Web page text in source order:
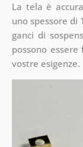
La tela è
uno spessore di
ganci di
possono
vostre esigenze.